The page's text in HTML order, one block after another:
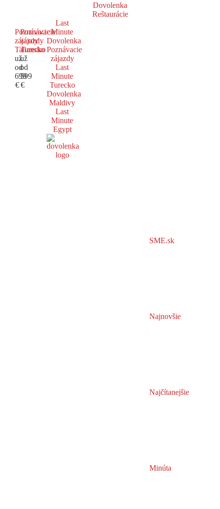
Dovolenka
Reštaurácie
Poznávacie
zájazdy
Taliansko
už
od
699
€
Poznávacie
zájazdy
Turecko
už
od
599
€
Last
Minute
Dovolenka
Poznávacie
zájazdy
Last
Minute
Turecko
Dovolenka
Maldivy
Last
Minute
Egypt
SME.sk
Najnovšie
Najčítanejšie
Minúta